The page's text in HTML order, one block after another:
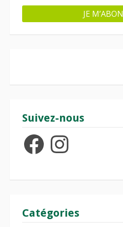
Suivez-nous
FacebookInstagram
Catégories